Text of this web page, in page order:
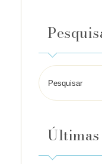
Últimas